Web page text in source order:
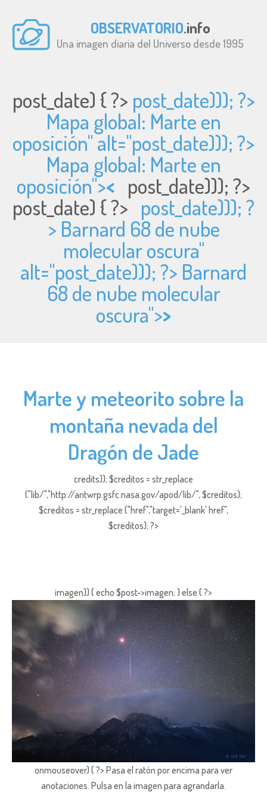
OBSERVATORIO.info
Una imagen diaria del Universo desde 1995
post_date) { ?> post_date))); ?>
Mapa global: Marte en
oposición" alt="post_date))); ?>
Mapa global: Marte en
oposición">< post_date))); ?>
post_date) { ?> post_date))); ?
> Barnard 68 de nube
molecular oscura"
alt="post_date))); ?> Barnard
68 de nube molecular
oscura">>
Marte y meteorito sobre la
montaña nevada del
Dragón de Jade
credits)); $creditos = str_replace
("lib/","http://antwrp.gsfc.nasa.gov/apod/lib/", $creditos);
$creditos = str_replace ("href","target='_blank' href",
$creditos); ?>
imagen)) { echo $post->imagen; } else { ?>
onmouseover) { ?> Pasa el ratón por encima para ver
anotaciones. Pulsa en la imagen para agrandarla.